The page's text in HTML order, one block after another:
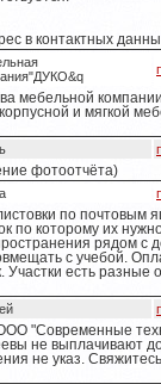
в контактных
мебельной
и мягкой
фотоотчёта)
по почтовым
по которому их
рядом с
с учебой.
Участки есть разные
"Современные
не выплачивают
не указ.